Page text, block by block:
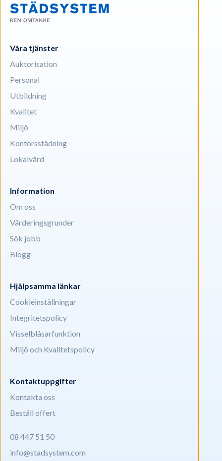
Våra tjänster
Auktorisation
Personal
Utbildning
Kvalitet
Miljö
Kontorsstädning
Lokalvård
Information
Om oss
Värderingsgrunder
Sök jobb
Blogg
Hjälpsamma länkar
Cookieinställningar
Integritetspolicy
Visselblåsarfunktion
Miljö och Kvalitetspolicy
Kontaktuppgifter
Kontakta oss
Beställ offert
08 447 51 50
info@stadsystem.com